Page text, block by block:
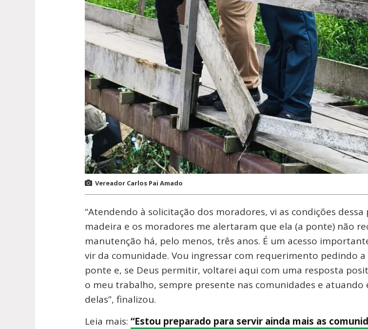
Vereador Carlos Pai Amado
“Atendendo à solicitação dos moradores, vi as condições
madeira e os moradores me alertaram que ela (a ponte) não
manutenção há, pelo menos, três anos. É um acesso
vir da comunidade. Vou ingressar com requerimento pedindo
ponte e, se Deus permitir, voltarei aqui com uma resposta
o meu trabalho, sempre presente nas comunidades e atuando
delas”, finalizou.
Leia mais: “Estou preparado para servir ainda mais as